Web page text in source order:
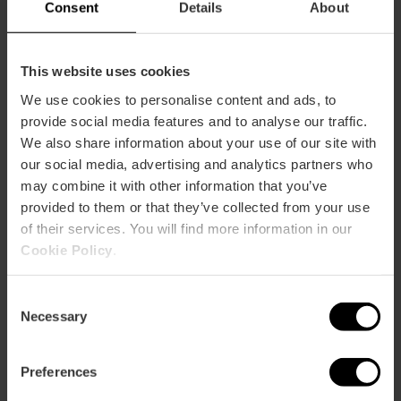
Consent Details About
This website uses cookies
We use cookies to personalise content and ads, to
provide social media features and to analyse our traffic.
We also share information about your use of our site with
our social media, advertising and analytics partners who
may combine it with other information that you’ve
provided to them or that they’ve collected from your use
of their services. You will find more information in our
Cookie Policy
Selection
Necessary
Preferences
Visite guidée de l'après-midi des Fallas
de Valencia